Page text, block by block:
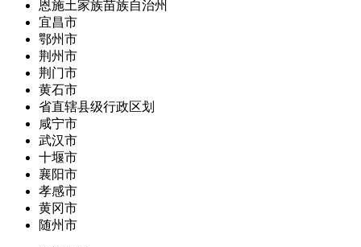
恩施土家族苗族自治州
宜昌市
鄂州市
荆州市
荆门市
黄石市
省直辖县级行政区划
咸宁市
武汉市
十堰市
襄阳市
孝感市
黄冈市
随州市